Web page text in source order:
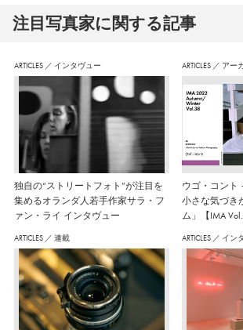
注⽬写真家に関する記事
ARTICLES ／ インタヴュー
独自の“ストリートフォト”が注目を
集めるオランダ人若手作家サラ・フ
ァン・ライ インタヴュー
ARTICLES ／ アー
ウゴ・コント
小さな気づき
ム」【IMA
ARTICLES ／ 連載 ARTICLES ／ イン